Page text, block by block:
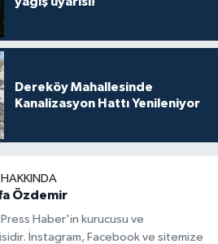
Dereköy Mahallesinde
Kanalizasyon Hattı Yenileniyor
HAKKINDA
Özdemir
Haber'in kurucusu ve
İnstagram, Facebook ve sitemize